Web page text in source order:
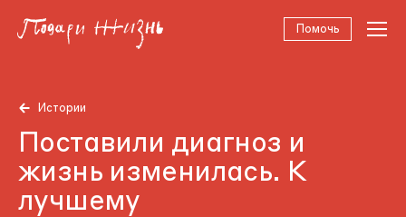
Помочь
Истории
Поставили диагноз и
жизнь изменилась. К
лучшему